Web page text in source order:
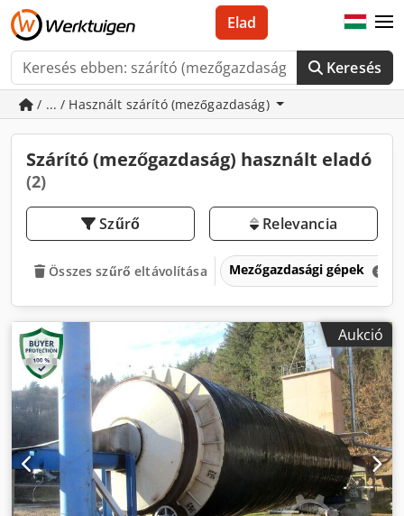
Keresés
Elad
/ ... / Használt szárító (mezőgazdaság)
Szárító (mezőgazdaság) használt eladó
(2)
Szűrő Relevancia
Összes szűrő eltávolítása Mezőgazdasági gépek
Aukció